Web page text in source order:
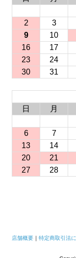
2
3
9
10
16
17
23
24
30
31
日 月
6
7
13
14
20
21
27
28
店舗概要 ｜ 特定商取引法